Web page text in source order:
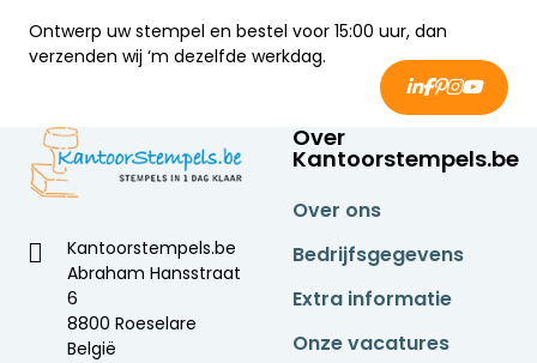
Ontwerp uw stempel en bestel voor 15:00 uur, dan
verzenden wij ‘m dezelfde werkdag.
Kantoorstempels.be
Abraham Hansstraat
6
8800 Roeselare
België
Over
Kantoorstempels.be
Over ons
Bedrijfsgegevens
Extra informatie
Onze vacatures